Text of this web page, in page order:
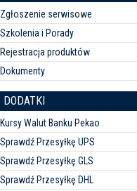
Zgłoszenie serwisowe
Szkolenia i Porady
Rejestracja produktów
Dokumenty
DODATKI
Kursy Walut Banku Pekao
Sprawdź Przesyłkę UPS
Sprawdź Przesyłkę GLS
Sprawdź Przesyłkę DHL